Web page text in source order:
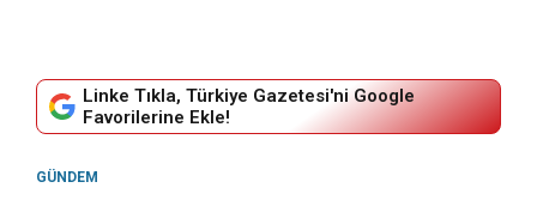
Linke Tıkla, Türkiye Gazetesi'ni Google
Favorilerine Ekle!
GÜNDEM